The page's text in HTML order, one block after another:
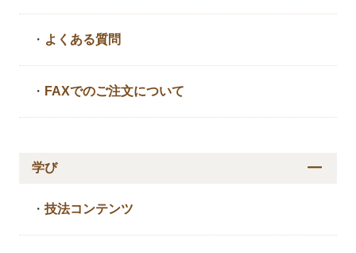
・ よくある質問
・ FAXでのご注文について
学び
・技法コンテンツ